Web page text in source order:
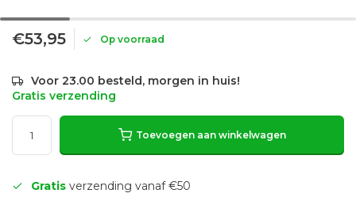
€53,95 Op voorraad
Voor 23.00 besteld, morgen in huis!
Gratis verzending
Toevoegen aan winkelwagen
Gratis verzending vanaf €50